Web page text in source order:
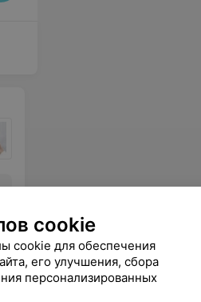
cookie
cookie для обеспечения
его улучшения, сбора
персонализированных